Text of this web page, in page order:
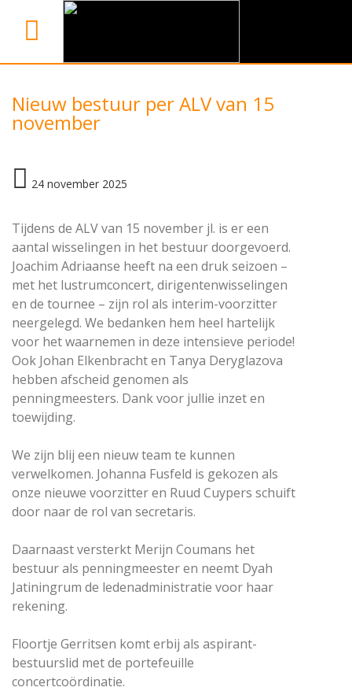
Nieuw bestuur per ALV van 15
november
24 november 2025
Tijdens de ALV van 15 november jl. is er een
aantal wisselingen in het bestuur doorgevoerd.
Joachim Adriaanse heeft na een druk seizoen –
met het lustrumconcert, dirigentenwisselingen
en de tournee – zijn rol als interim-voorzitter
neergelegd. We bedanken hem heel hartelijk
voor het waarnemen in deze intensieve periode!
Ook Johan Elkenbracht en Tanya Deryglazova
hebben afscheid genomen als
penningmeesters. Dank voor jullie inzet en
toewijding.
We zijn blij een nieuw team te kunnen
verwelkomen. Johanna Fusfeld is gekozen als
onze nieuwe voorzitter en Ruud Cuypers schuift
door naar de rol van secretaris.
Daarnaast versterkt Merijn Coumans het
bestuur als penningmeester en neemt Dyah
Jatiningrum de ledenadministratie voor haar
rekening.
Floortje Gerritsen komt erbij als aspirant-
bestuurslid met de portefeuille
concertcoördinatie.